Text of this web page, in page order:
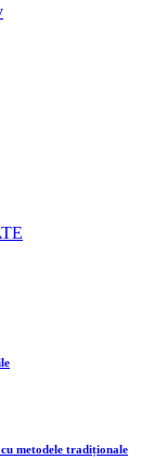
metodele tradiționale